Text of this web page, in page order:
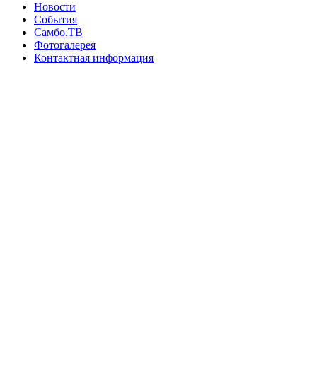
Новости
События
Самбо.ТВ
Фотогалерея
Контактная информация